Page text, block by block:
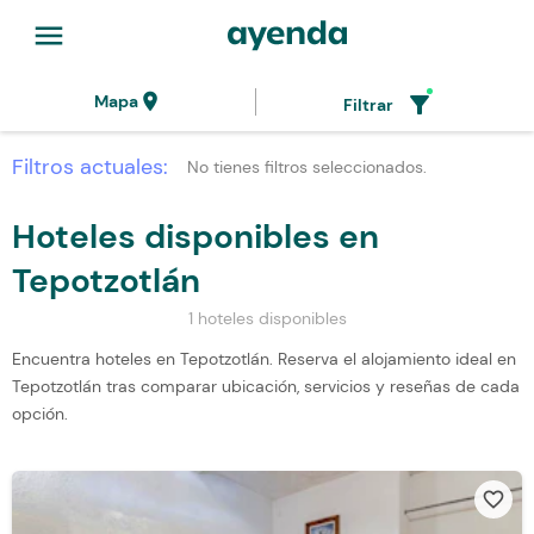
menu
Mapalocation_on Filtrar filter_alt
Filtros actuales: No tienes filtros seleccionados.
Hoteles disponibles en
Tepotzotlán
1 hoteles disponibles
Encuentra hoteles en Tepotzotlán. Reserva el alojamiento ideal en
Tepotzotlán tras comparar ubicación, servicios y reseñas de cada
opción.
favorite_border